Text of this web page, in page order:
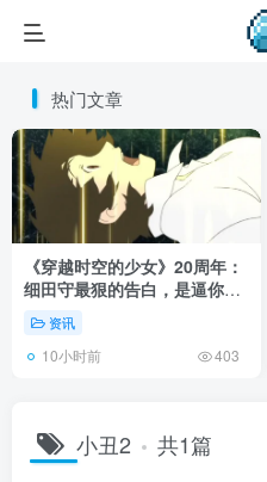
热门文章
《穿越时空的少女》20周年：
细田守最狠的告白，是逼你承
认有些夏天回不去了！
资讯
10小时前 403
小丑2 共1篇